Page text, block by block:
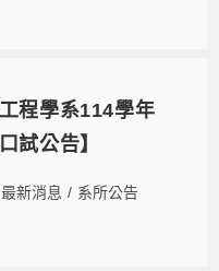
程學系114學年
試公告】
最新消息 / 系所公告